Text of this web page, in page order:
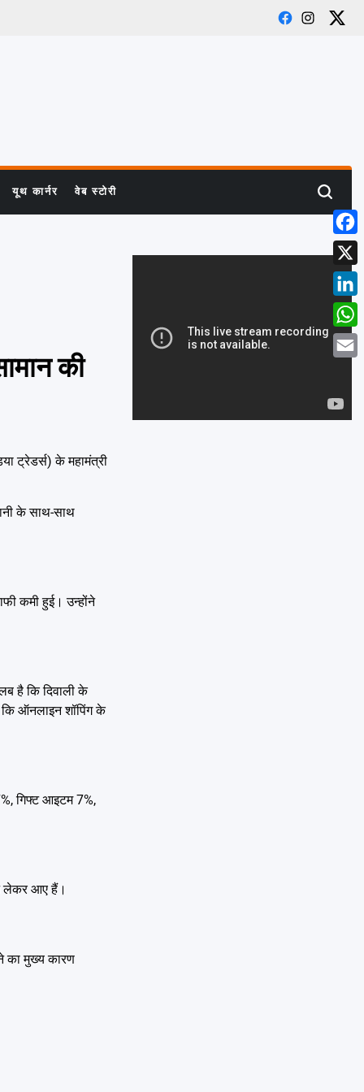
FacebookX
यूथ कार्नर वेब स्टोरी Search
की
ट्रेडर्स) के महामंत्री
के साथ-साथ
कमी हुई। उन्होंने
है कि दिवाली के
कि ऑनलाइन शॉपिंग के
गिफ्ट आइटम 7%,
लेकर आए हैं।
का मुख्य कारण
X